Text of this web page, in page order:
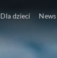
Dla dzieci News